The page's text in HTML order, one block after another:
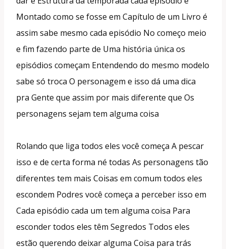
Montado como se fosse em Capítulo de um Livro é
assim sabe mesmo cada episódio No começo meio
e fim fazendo parte de Uma história única os
episódios começam Entendendo do mesmo modelo
sabe só troca O personagem e isso dá uma dica
pra Gente que assim por mais diferente que Os
personagens sejam tem alguma coisa
Rolando que liga todos eles você começa A pescar
isso e de certa forma né todas As personagens tão
diferentes tem mais Coisas em comum todos eles
escondem Podres você começa a perceber isso em
Cada episódio cada um tem alguma coisa Para
esconder todos eles têm Segredos Todos eles
estão querendo deixar alguma Coisa para trás